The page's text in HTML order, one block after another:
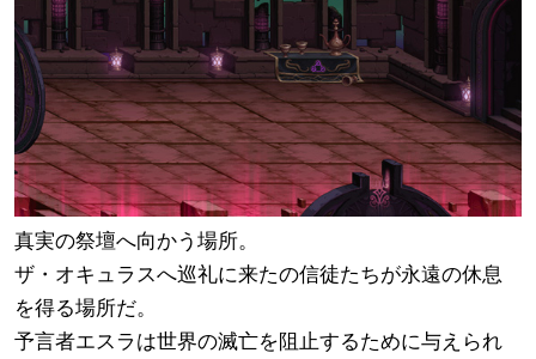
真実の祭壇へ向かう場所。
ザ・オキュラスへ巡礼に来たの信徒たちが永遠の休息
を得る場所だ。
予言者エスラは世界の滅亡を阻止するために与えられ